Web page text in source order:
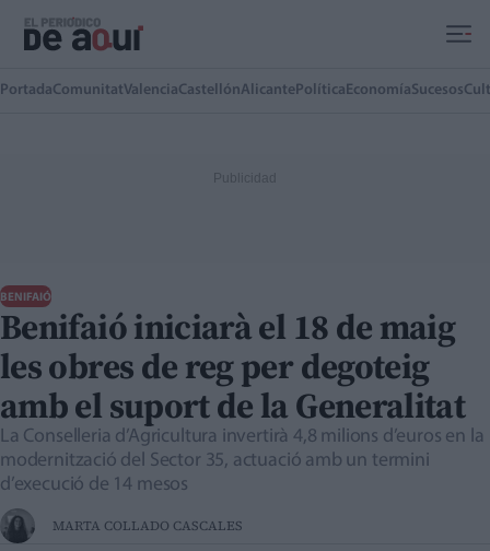
PortadaComunitatValenciaCastellónAlicante Política EconomíaSucesos
BENIFAIÓ
Benifaió iniciarà el 18 de maig
les obres de reg per degoteig
amb el suport de la Generalitat
La Conselleria d’Agricultura invertirà 4,8 milions d’euros en la
modernització del Sector 35, actuació amb un termini
d’execució de 14 mesos
MARTA COLLADO CASCALES